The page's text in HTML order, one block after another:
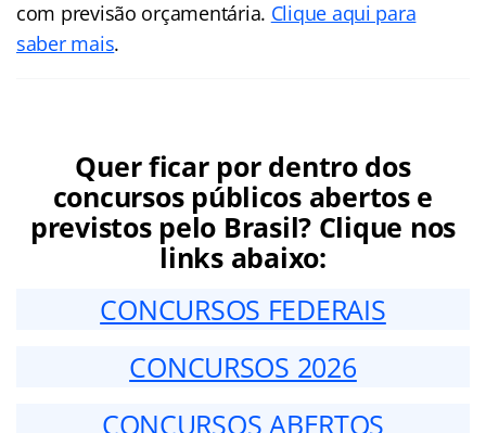
com previsão orçamentária. Clique aqui para
saber mais.
Quer ficar por dentro dos
concursos públicos abertos e
previstos pelo Brasil? Clique nos
links abaixo:
CONCURSOS FEDERAIS
CONCURSOS 2026
CONCURSOS ABERTOS